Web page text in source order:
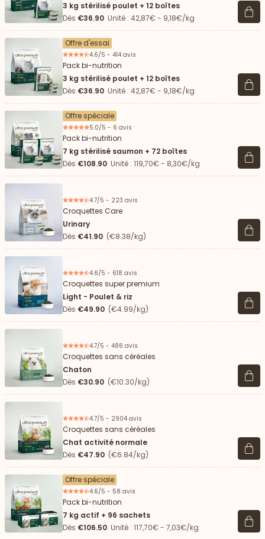
3 kg stérilisé poulet + 12 boîtes
Dès €36.90 Unité : 42,87€ - 9,18€/kg Voir
Offre d'essai
4.6/5 - 414 avis
Pack bi-nutrition
3 kg stérilisé poulet + 12 boîtes
Dès €36.90 Unité : 42,87€ - 9,18€/kg Voir
Offre spéciale
5.0/5 - 6 avis
Pack bi-nutrition
7 kg stérilisé saumon + 72 boîtes
Dès €108.90 Unité : 119,70€ - 8,30€/kg Voir
4.7/5 - 223 avis
Croquettes Care
Urinary
Dès €41.90 (€8.38/kg) Voir
4.6/5 - 618 avis
Croquettes super premium
Light - Poulet & riz
Dès €49.90 (€4.99/kg) Voir
4.7/5 - 486 avis
Croquettes sans céréales
Chaton
Dès €30.90 (€10.30/kg) Voir
4.7/5 - 2904 avis
Croquettes sans céréales
Chat activité normale
Dès €47.90 (€6.84/kg) Voir
Offre spéciale
4.6/5 - 58 avis
Pack bi-nutrition
7 kg actif + 96 sachets
Dès €106.50 Unité : 117,70€ - 7,03€/kg Voir